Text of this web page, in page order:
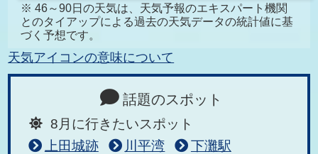
※ 46～90日の天気は、天気予報のエキスパート機関
とのタイアップによる過去の天気データの統計値に基
づく予想です。
天気アイコンの意味について
話題のスポット
8月に行きたいスポット
上田城跡
川平湾
下灘駅